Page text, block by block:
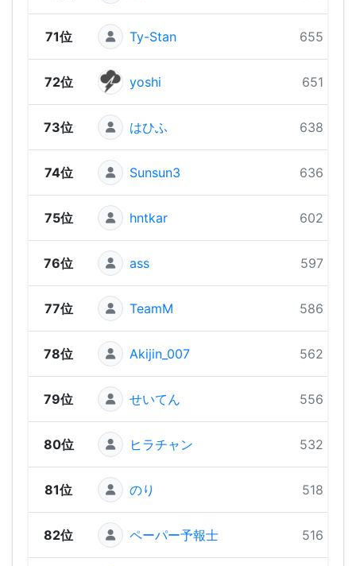
71位 Ty-Stan 655 pts
72位 yoshi 651 pts
73位 はひふ 638 pts
74位 Sunsun3 636 pts
75位 hntkar 602 pts
76位 ass 597 pts
77位 TeamM 586 pts
78位 Akijin_007 562 pts
79位 せいてん 556 pts
80位 ヒラチャン 532 pts
81位 のり 518 pts
82位 ペーパー予報士 516 pts